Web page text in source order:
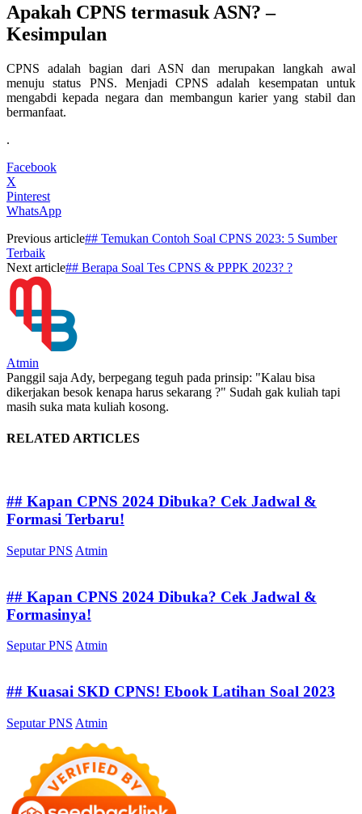
Apakah CPNS termasuk ASN? –
Kesimpulan
CPNS adalah bagian dari ASN dan merupakan langkah awal
menuju status PNS. Menjadi CPNS adalah kesempatan untuk
mengabdi kepada negara dan membangun karier yang stabil dan
bermanfaat.
.
Facebook
X
Pinterest
WhatsApp
Previous article## Temukan Contoh Soal CPNS 2023: 5 Sumber
Terbaik
Next article## Berapa Soal Tes CPNS & PPPK 2023? ?
Atmin
Panggil saja Ady, berpegang teguh pada prinsip: "Kalau bisa
dikerjakan besok kenapa harus sekarang ?" Sudah gak kuliah tapi
masih suka mata kuliah kosong.
RELATED ARTICLES
## Kapan CPNS 2024 Dibuka? Cek Jadwal &
Formasi Terbaru!
Seputar PNS Atmin
## Kapan CPNS 2024 Dibuka? Cek Jadwal &
Formasinya!
Seputar PNS Atmin
## Kuasai SKD CPNS! Ebook Latihan Soal 2023
Seputar PNS Atmin